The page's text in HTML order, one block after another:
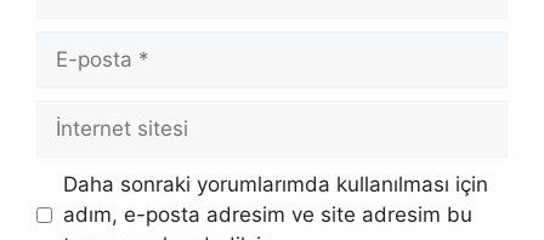
posta
İnternet
sitesi
Daha sonraki yorumlarımda kullanılması için
adım, e-posta adresim ve site adresim bu